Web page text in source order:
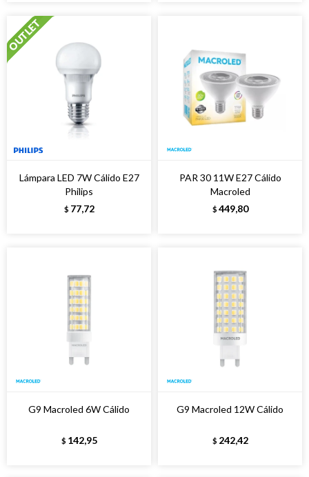
Lámpara LED 7W Cálido E27
Philips
$ 77,72
PAR 30 11W E27 Cálido
Macroled
$ 449,80
G9 Macroled 6W Cálido
$ 142,95
G9 Macroled 12W Cálido
$ 242,42